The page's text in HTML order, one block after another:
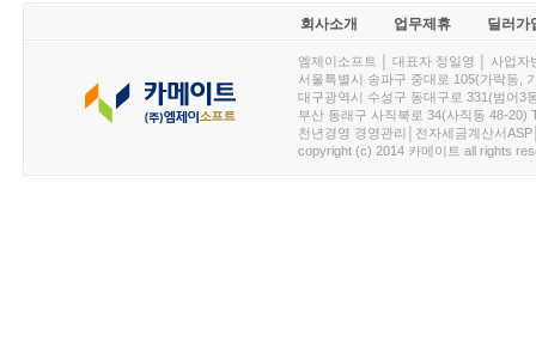
회사소개 업무제휴 딜러가
엠제이소프트 │ 대표자 정일영 │ 사업
서울특별시 송파구 중대로 105(가락동,
대구광역시 수성구 동대구로 331(범어3
부산 동래구 사직북로 34(사직동 48-20)
천년경영 경영관리│전자세금계산서
copyright (c) 2014 카메이트 all rights